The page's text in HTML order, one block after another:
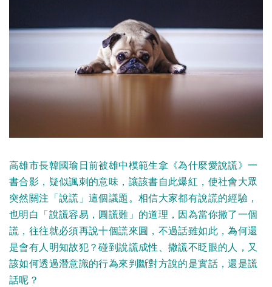
高雄市長韓國瑜日前被雄中模範生拿《為什麼愛說謊》一
書合影，疑似諷刺的意味，讓該書自此爆紅，使社會大眾
突然關注「說謊」這個議題。相信大家都有說謊的經驗，
也明白「說謊容易，圓謊難」的道理，因為當你撒了一個
謊，往往就必須再說十個謊來圓，不過話雖如此，為何還
是會有人明知故犯？碰到說謊成性、撒謊不眨眼的人，又
該如何透過潛意識的行為來判斷對方說的是實話，還是謊
話呢？